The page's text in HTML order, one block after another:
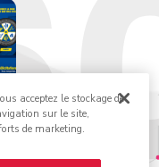
acceptez le stockage de
sur le site,
de marketing.